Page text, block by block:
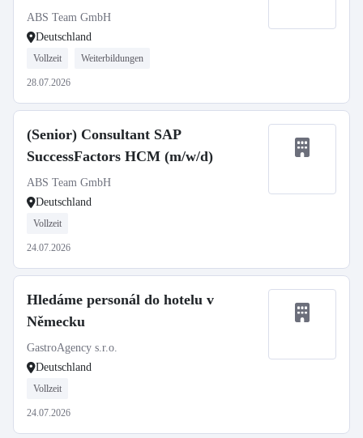
ABS Team GmbH
Deutschland
Vollzeit Weiterbildungen
28.07.2026
(Senior) Consultant SAP
SuccessFactors HCM (m/w/d)
ABS Team GmbH
Deutschland
Vollzeit
24.07.2026
Hledáme personál do hotelu v
Německu
GastroAgency s.r.o.
Deutschland
Vollzeit
24.07.2026